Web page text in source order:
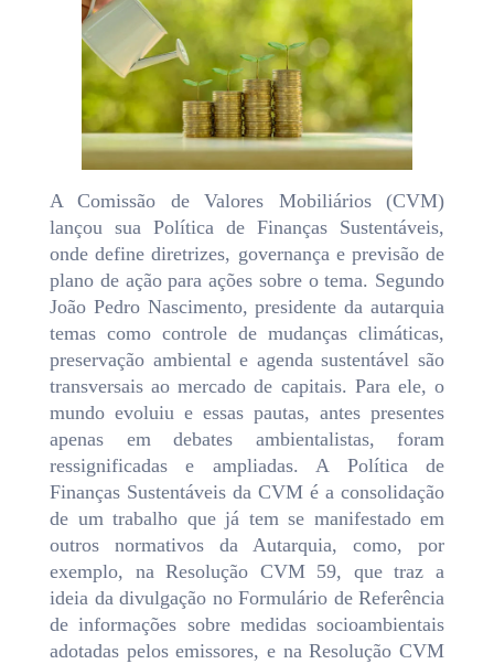
A Comissão de Valores Mobiliários (CVM)
lançou sua Política de Finanças Sustentáveis,
onde define diretrizes, governança e previsão de
plano de ação para ações sobre o tema. Segundo
João Pedro Nascimento, presidente da autarquia
temas como controle de mudanças climáticas,
preservação ambiental e agenda sustentável são
transversais ao mercado de capitais. Para ele, o
mundo evoluiu e essas pautas, antes presentes
apenas em debates ambientalistas, foram
ressignificadas e ampliadas. A Política de
Finanças Sustentáveis da CVM é a consolidação
de um trabalho que já tem se manifestado em
outros normativos da Autarquia, como, por
exemplo, na Resolução CVM 59, que traz a
ideia da divulgação no Formulário de Referência
de informações sobre medidas socioambientais
adotadas pelos emissores, e na Resolução CVM